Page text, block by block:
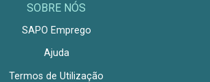
SOBRE NÓS
SAPO Emprego
Ajuda
Termos de Utilização